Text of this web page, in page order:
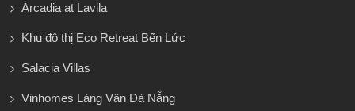
Arcadia at Lavila
Khu đô thị Eco Retreat Bến Lức
Salacia Villas
Vinhomes Làng Vân Đà Nẵng